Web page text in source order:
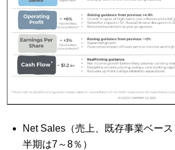
Net Sales（売上、既存事業ベー
半期は7～8％）